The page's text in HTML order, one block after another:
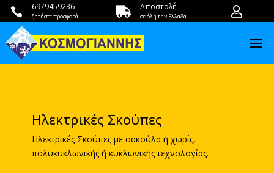
 6979459236
ζητήστε προσφορά  Αποστολή
σε όλη την Ελλάδα 
Ηλεκτρικές Σκούπες
Ηλεκτρικές Σκούπες με σακούλα ή χωρίς,
πολυκυκλωνικής ή κυκλωνικής τεχνολογίας.